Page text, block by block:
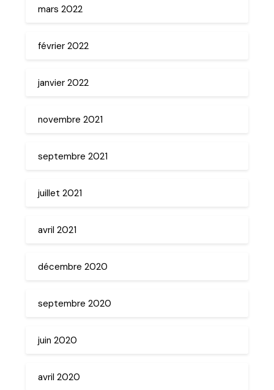
mars 2022
février 2022
janvier 2022
novembre 2021
septembre 2021
juillet 2021
avril 2021
décembre 2020
septembre 2020
juin 2020
avril 2020